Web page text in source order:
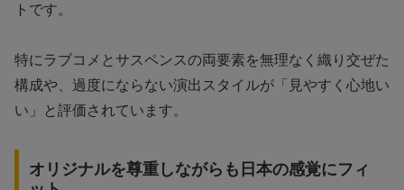
トです。
特にラブコメとサスペンスの両要素を無理なく織り交ぜた
構成や、過度にならない演出スタイルが「見やすく心地い
い」と評価されています。
オリジナルを尊重しながらも日本の感覚にフィ